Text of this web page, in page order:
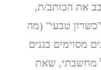
את הכותב/ת,
טבעי" (מה
מסוימים בגנים
מחשבתי, שאת